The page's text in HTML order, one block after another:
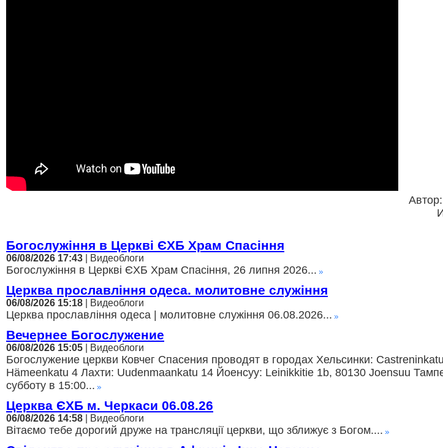
Автор:
Богослужіння в Церкві ЄХБ Храм Спасіння
06/08/2026 17:43 | Видеоблоги
Богослужіння в Церкві ЄХБ Храм Спасіння, 26 липня 2026...
Церква прославління одеса. молитовне служіння
06/08/2026 15:18 | Видеоблоги
Церква прославління одеса | молитовне служіння 06.08.2026...
Вечернее Богослужение
06/08/2026 15:05 | Видеоблоги
Богослужение церкви Ковчег Спасения проводят в городах Хельсинки:
Hämeenkatu 4 Лахти: Uudenmaankatu 14 Йоенсуу: Leinikkitie 1b, 80130 Joensuu
субботу в 15:00...
Церква ЄХБ м. Черкаси 06.08.26
06/08/2026 14:58 | Видеоблоги
Вітаємо тебе дорогий друже на трансляції церкви, що зближує з Богом....